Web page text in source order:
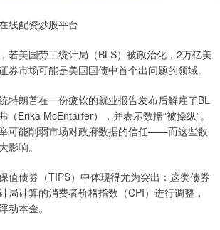
配资炒股平台
美国劳工统计局（BLS）被政治化，2万亿美
券市场可能是美国国债中首个出问题的领域。
朗普在一份疲软的就业报告发布后解雇了BL
（Erika McEntarfer），并表示数据“被操纵”。
可能削弱市场对政府数据的信任——而这些数
影响。
债券（TIPS）中体现得尤为突出：这类债券
局计算的消费者价格指数（CPI）进行调整，
动本金。